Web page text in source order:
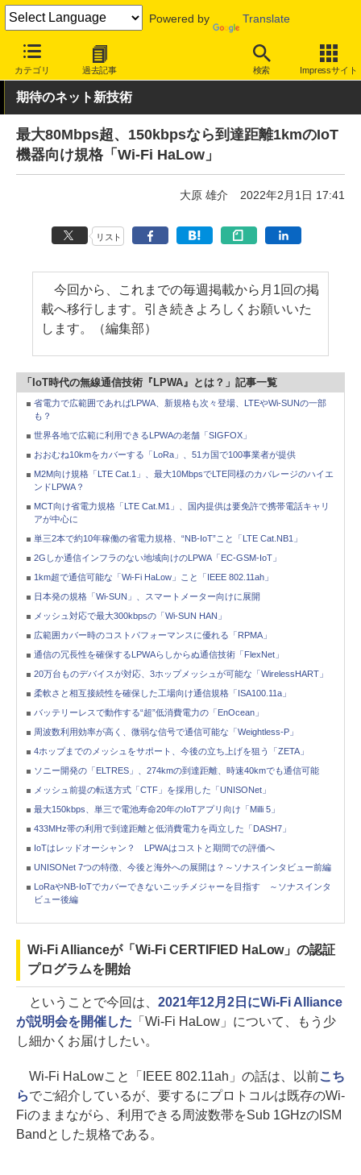
Powered by Translate
カテゴリ 過去記事 検索 Impressサイト
INTERNET Watch ハードウェア 無線LAN
期待のネット新技術
最大80Mbps超、150kbpsなら到達距離1kmのIoT
機器向け規格「Wi-Fi HaLow」
大原 雄介 2022年2月1日 17:41
リスト
今回から、これまでの毎週掲載から月1回の掲
載へ移行します。引き続きよろしくお願いいた
します。（編集部）
「IoT時代の無線通信技術『LPWA』とは？」記事一覧
省電力で広範囲であればLPWA、新規格も次々登場、LTEやWi-SUNの一部
も？
世界各地で広範に利用できるLPWAの老舗「SIGFOX」
おおむね10kmをカバーする「LoRa」、51カ国で100事業者が提供
M2M向け規格「LTE Cat.1」、最大10MbpsでLTE同様のカバレージのハイエ
ンドLPWA？
MCT向け省電力規格「LTE Cat.M1」、国内提供は要免許で携帯電話キャリ
アが中心に
単三2本で約10年稼働の省電力規格、“NB-IoT”こと「LTE Cat.NB1」
2Gしか通信インフラのない地域向けのLPWA「EC-GSM-IoT」
1km超で通信可能な「Wi-Fi HaLow」こと「IEEE 802.11ah」
日本発の規格「Wi-SUN」、スマートメーター向けに展開
メッシュ対応で最大300kbpsの「Wi-SUN HAN」
広範囲カバー時のコストパフォーマンスに優れる「RPMA」
通信の冗長性を確保するLPWAらしからぬ通信技術「FlexNet」
20万台ものデバイスが対応、3ホップメッシュが可能な「WirelessHART」
柔軟さと相互接続性を確保した工場向け通信規格「ISA100.11a」
バッテリーレスで動作する“超”低消費電力の「EnOcean」
周波数利用効率が高く、微弱な信号で通信可能な「Weightless-P」
4ホップまでのメッシュをサポート、今後の立ち上げを狙う「ZETA」
ソニー開発の「ELTRES」、274kmの到達距離、時速40kmでも通信可能
メッシュ前提の転送方式「CTF」を採用した「UNISONet」
最大150kbps、単三で電池寿命20年のIoTアプリ向け「Milli 5」
433MHz帯の利用で到達距離と低消費電力を両立した「DASH7」
IoTはレッドオーシャン？ LPWAはコストと期間での評価へ
UNISONet 7つの特徴、今後と海外への展開は？～ソナスインタビュー前編
LoRaやNB-IoTでカバーできないニッチメジャーを目指す ～ソナスインタ
ビュー後編
Wi-Fi Allianceが「Wi-Fi CERTIFIED HaLow」の認証
プログラムを開始
ということで今回は、 2021年12月2日にWi-Fi Alliance
が説明会を開催した 「Wi-Fi HaLow」について、もう少
し細かくお届けしたい。
Wi-Fi HaLowこと「IEEE 802.11ah」の話は、以前こち
らでご紹介しているが、要するにプロトコルは既存のWi-
Fiのままながら、利用できる周波数帯をSub 1GHzのISM
Bandとした規格である。